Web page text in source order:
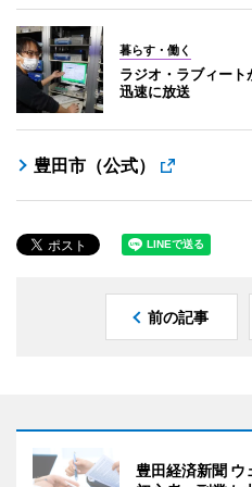
暮らす・働く
ラジオ・ラブィー
迅速に放送
豊田市（公式）
前の記事
豊田経済新聞 ウ